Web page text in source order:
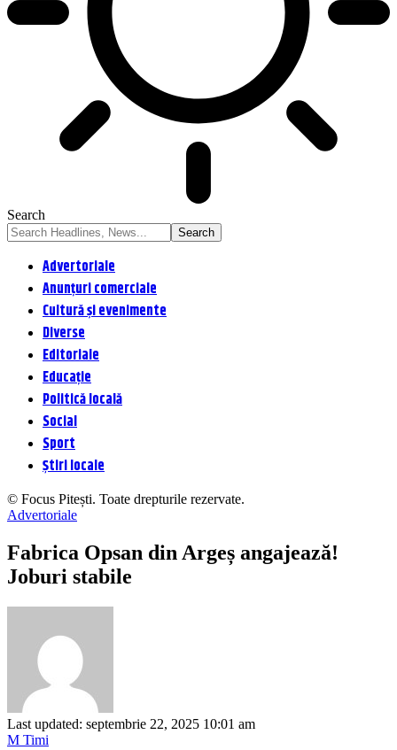
Search
Advertoriale
Anunțuri comerciale
Cultură și evenimente
Diverse
Editoriale
Educație
Politică locală
Social
Sport
Știri locale
© Focus Pitești. Toate drepturile rezervate.
Advertoriale
Fabrica Opsan din Argeș angajează!
Joburi stabile
Last updated: septembrie 22, 2025 10:01 am
M Timi